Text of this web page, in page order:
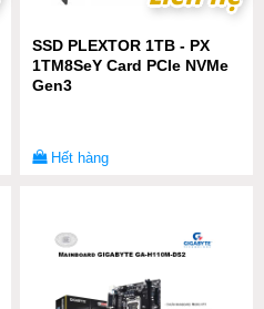
SSD PLEXTOR 1TB - PX
1TM8SeY Card PCIe NVMe
Gen3
Hết hàng